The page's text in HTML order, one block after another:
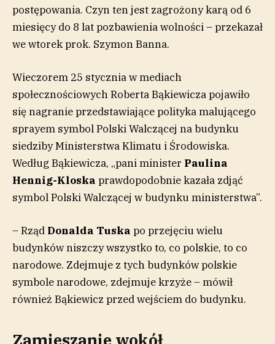
postępowania. Czyn ten jest zagrożony karą od 6
miesięcy do 8 lat pozbawienia wolności – przekazał
we wtorek prok. Szymon Banna.
Wieczorem 25 stycznia w mediach
społecznościowych Roberta Bąkiewicza pojawiło
się nagranie przedstawiające polityka malującego
sprayem symbol Polski Walczącej na budynku
siedziby Ministerstwa Klimatu i Środowiska.
Według Bąkiewicza, „pani minister Paulina
Hennig-Kloska prawdopodobnie kazała zdjąć
symbol Polski Walczącej w budynku ministerstwa”.
– Rząd Donalda Tuska po przejęciu wielu
budynków niszczy wszystko to, co polskie, to co
narodowe. Zdejmuje z tych budynków polskie
symbole narodowe, zdejmuje krzyże – mówił
również Bąkiewicz przed wejściem do budynku.